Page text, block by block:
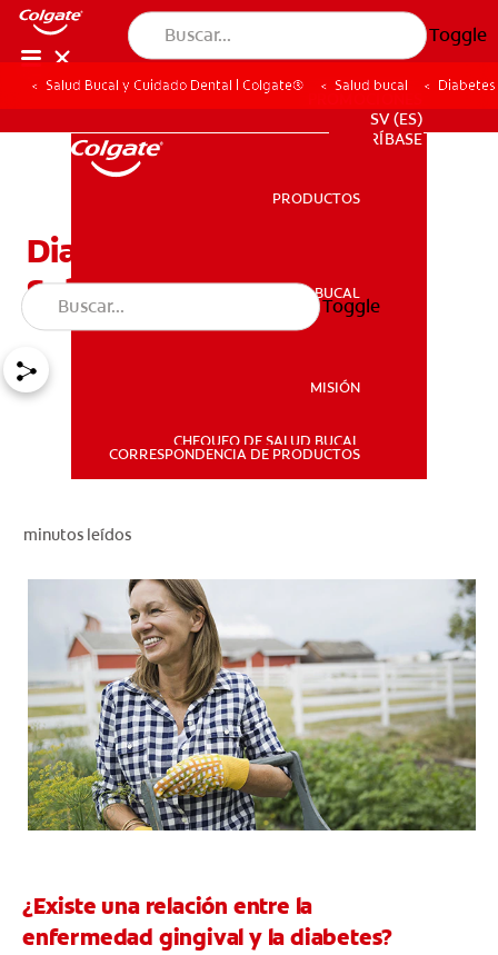
Toggle
SALUD BUCAL
PROMOCIONES
SV (ES)
SUSCRÍBASE
SV (ES)
SUSCRÍBASE
PRODUCTOS
SALUD BUCAL
MISIÓN
CHEQUEO DE SALUD BUCAL
CORRESPONDENCIA DE PRODUCTOS
Toggle
Salud Bucal y Cuidado Dental | Colgate® Salud bucal Diabetes
Diabetes Y Problemas De
Salud Bucal
minutos leídos
¿Existe una relación entre la
enfermedad gingival y la diabetes?